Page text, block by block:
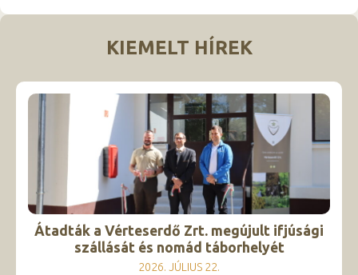
KIEMELT HÍREK
Átadták a Vérteserdő Zrt. megújult ifjúsági
szállását és nomád táborhelyét
2026. JÚLIUS 22.